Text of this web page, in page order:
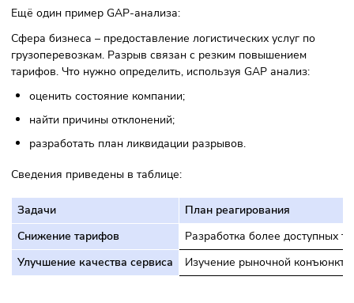
Методика соответствия Надлера-Тушмана
При отсутствии эффективности работы организации
рекомендуют проводить анализ при помощи методики
соответствия Надлера-Тушмана. Компонентами
являются:
персонал;
функции, обязанности;
культура.
Каждый из элементов должен быть согласован с